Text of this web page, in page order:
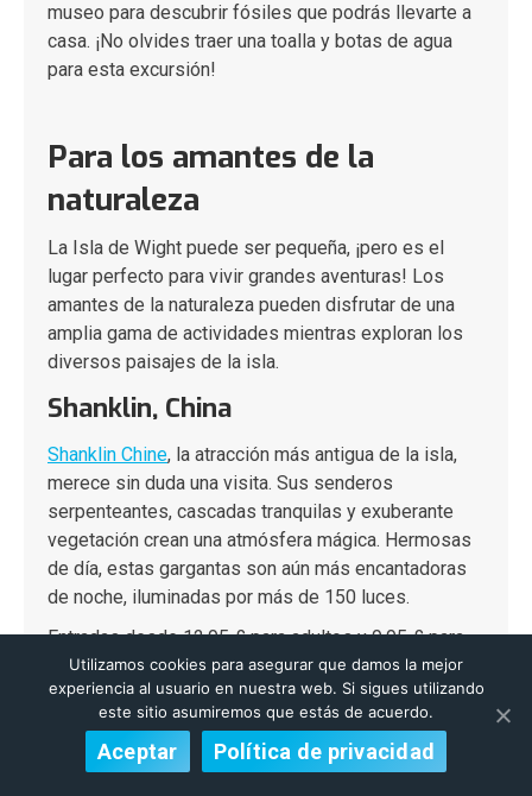
museo para descubrir fósiles que podrás llevarte a
casa. ¡No olvides traer una toalla y botas de agua
para esta excursión!
Para los amantes de la
naturaleza
La Isla de Wight puede ser pequeña, ¡pero es el
lugar perfecto para vivir grandes aventuras! Los
amantes de la naturaleza pueden disfrutar de una
amplia gama de actividades mientras exploran los
diversos paisajes de la isla.
Shanklin, China
Shanklin Chine, la atracción más antigua de la isla,
merece sin duda una visita. Sus senderos
serpenteantes, cascadas tranquilas y exuberante
vegetación crean una atmósfera mágica. Hermosas
de día, estas gargantas son aún más encantadoras
de noche, iluminadas por más de 150 luces.
Entradas desde 12,95 £ para adultos y 9,95 £ para
niños. Entradas familiares disponibles.
The Needles
Utilizamos cookies para asegurar que damos la mejor
experiencia al usuario en nuestra web. Si sigues utilizando
este sitio asumiremos que estás de acuerdo.
Aceptar Política de privacidad